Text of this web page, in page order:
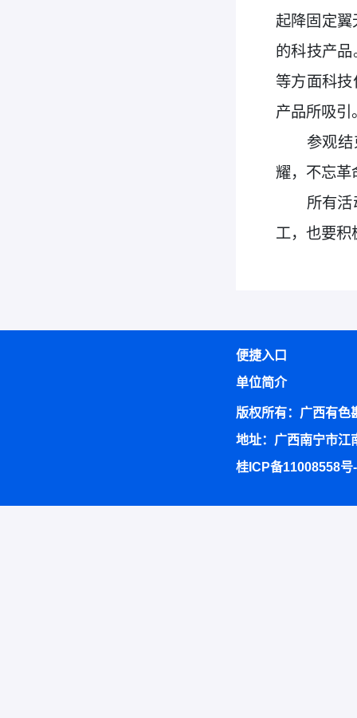
起降固定翼
的科技产
等方面科技
产品所吸引
参观
耀，不忘革
所有
工，也要积
便捷入口
单位简介
版权所有：广西有色
地址：广西南宁市江
桂ICP备11008558号